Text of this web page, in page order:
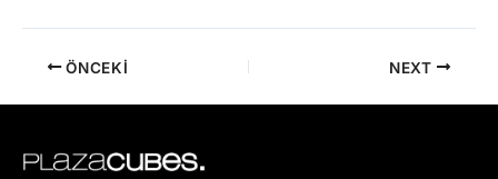
ÖNCEKI NEXT